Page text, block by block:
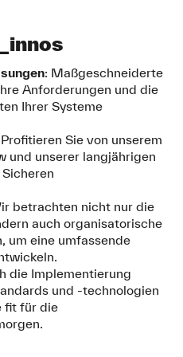
(Sichere
auf Ressourcen
explizit gewährt. Dies
und Verfügbarkeit der
Im Falle eines
einem sicheren Zustand
dass keine einzelne
über alle notwendigen
durchzuführen.
Bedrohungen. Zudem
: Maßgeschneiderte
Anforderungen und die
Ihrer Systeme
Sie von unserem
und unserer langjährigen
betrachten nicht nur die
auch organisatorische
um eine umfassende
die Implementierung
und -technologien
fit für die